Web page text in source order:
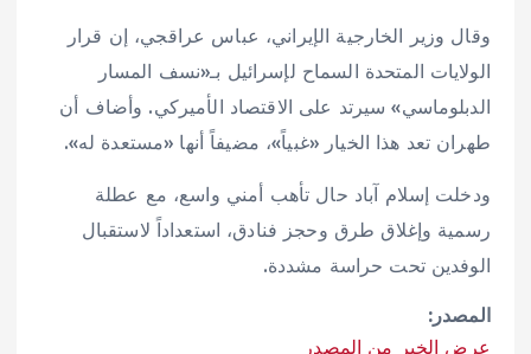
وقال وزير الخارجية الإيراني، عباس عراقجي، إن قرار
الولايات المتحدة السماح لإسرائيل بـ«نسف المسار
الدبلوماسي» سيرتد على الاقتصاد الأميركي. وأضاف أن
طهران تعد هذا الخيار «غبياً»، مضيفاً أنها «مستعدة له».
ودخلت إسلام آباد حال تأهب أمني واسع، مع عطلة
رسمية وإغلاق طرق وحجز فنادق، استعداداً لاستقبال
الوفدين تحت حراسة مشددة.
المصدر:
عرض الخبر من المصدر